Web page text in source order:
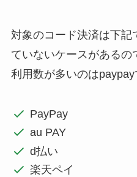
対象のコード決済は下記
ていないケースがあるの
利用数が多いのはpaypay
PayPay
au PAY
d払い
楽天ペイ